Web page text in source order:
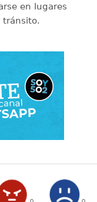
en lugares
tránsito.